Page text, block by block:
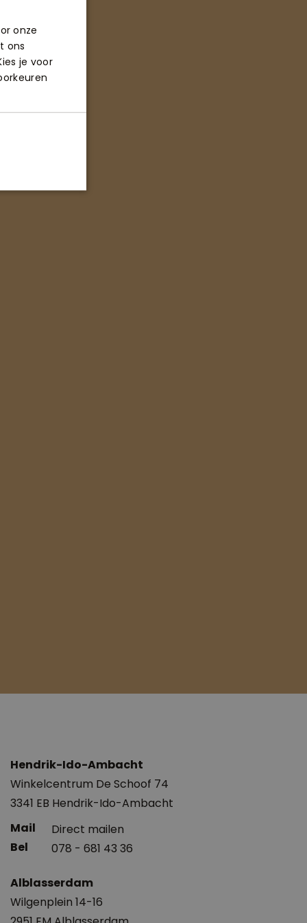
Hendrik-Ido-Ambacht
Winkelcentrum De Schoof 74
3341 EB Hendrik-Ido-Ambacht
Direct mailen
078 - 681 43 36
Alblasserdam
Wilgenplein 14-16
onze
ons
je voor